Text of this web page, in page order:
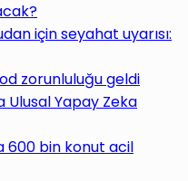
için seyahat uyarısı:
zorunluluğu geldi
Ulusal Yapay Zeka
600 bin konut acil